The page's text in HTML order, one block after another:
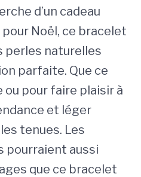
d’un cadeau
Noël, ce bracelet
perles naturelles
parfaite. Que ce
pour faire plaisir à
et léger
tenues. Les
pourraient aussi
que ce bracelet